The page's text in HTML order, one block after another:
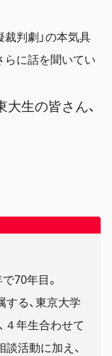
判劇」の本気具
らに話を聞いてい
生の皆さん、
70年目。
る、東京大学
４年生合わせて
活動に加え、